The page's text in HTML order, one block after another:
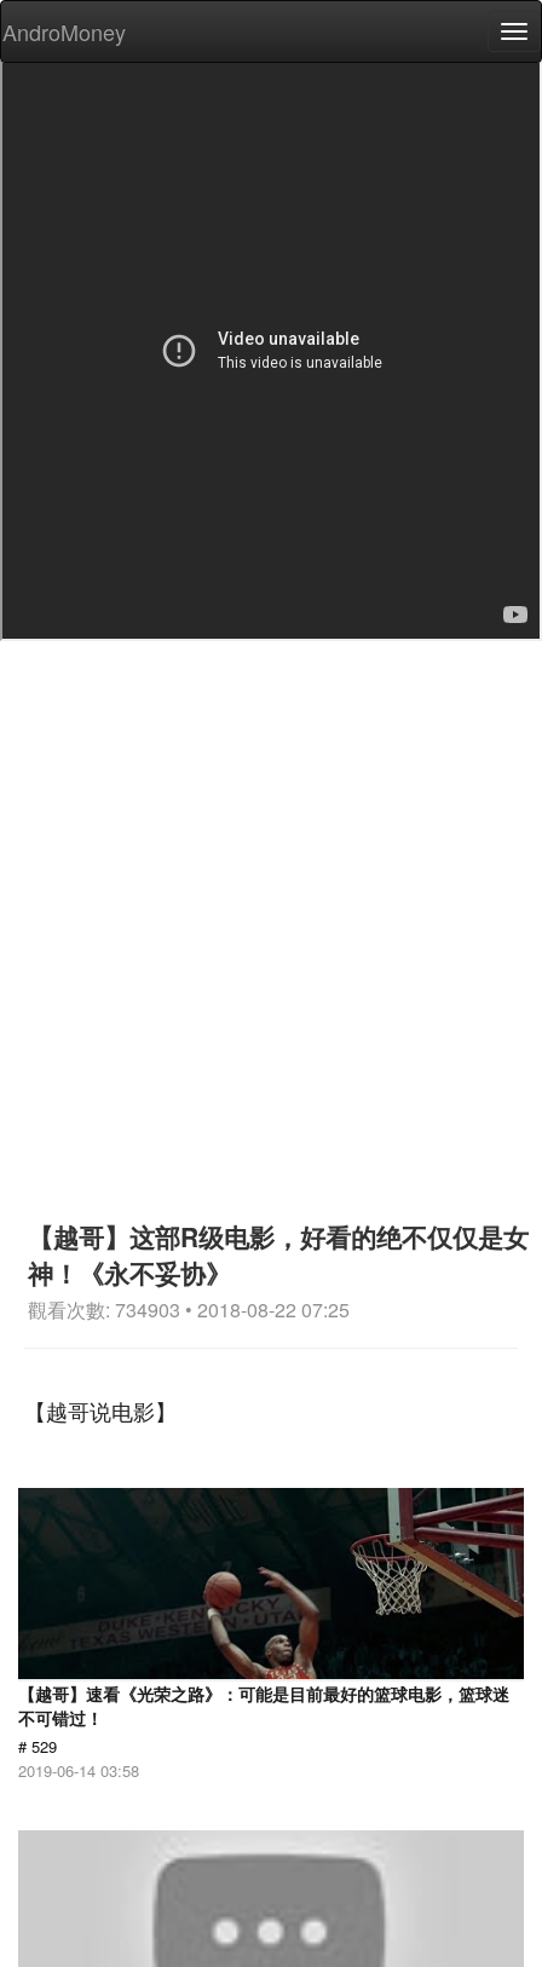
AndroMoney
【越哥】这部R级电影，好看的绝不仅仅是女
神！《永不妥协》
觀看次數: 734903 • 2018-08-22 07:25
【越哥说电影】
【越哥】速看《光荣之路》：可能是目前最好的篮球电影，篮球迷
不可错过！
# 529
2019-06-14 03:58